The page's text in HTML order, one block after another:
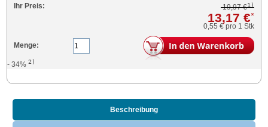
Ihr Preis: 19,97 €1)
13,17 €*
0,55 €pro 1 Stk
Menge:
- 34%2)
Beschreibung